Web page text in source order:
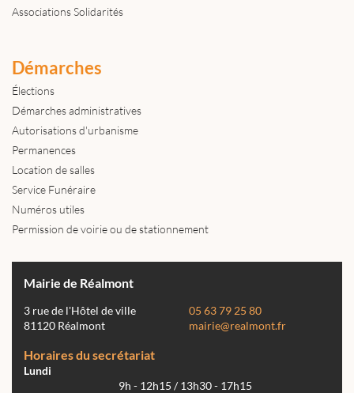
Associations Solidarités
Démarches
Élections
Démarches administratives
Autorisations d'urbanisme
Permanences
Location de salles
Service Funéraire
Numéros utiles
Permission de voirie ou de stationnement
Mairie de Réalmont
3 rue de l'Hôtel de ville
81120 Réalmont
05 63 79 25 80
mairie@realmont.fr
Horaires du secrétariat
Lundi
9h - 12h15 / 13h30 - 17h15